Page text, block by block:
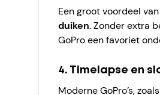
Een groot voordeel
duiken. Zonder extra
GoPro een favoriet
4. Timelapse en
Moderne GoPro’s,